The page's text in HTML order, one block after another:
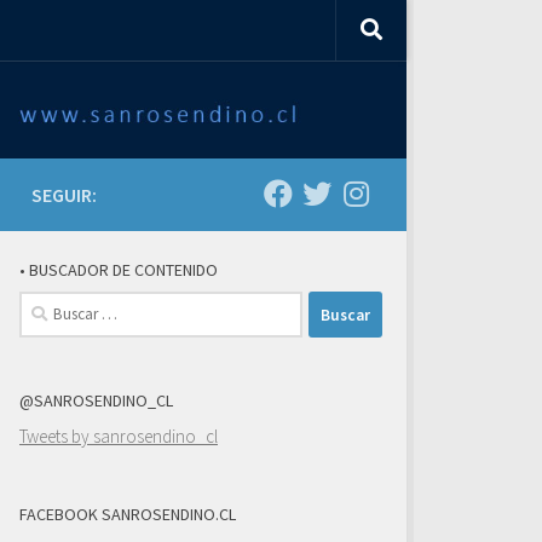
SEGUIR:
• BUSCADOR DE CONTENIDO
Buscar:
@SANROSENDINO_CL
Tweets by sanrosendino_cl
FACEBOOK SANROSENDINO.CL